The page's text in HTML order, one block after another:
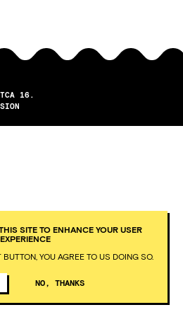
16.
SITE TO ENHANCE YOUR USER
EXPERIENCE
YOU AGREE TO US DOING SO.
NO, THANKS